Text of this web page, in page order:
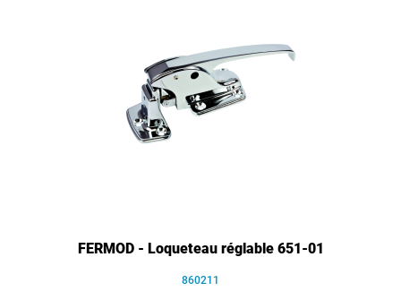
FERMOD - Loqueteau réglable 651-01
860211